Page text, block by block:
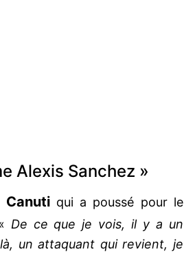
Alexis Sanchez »
Canutiqui a poussé pour le
De ce que je vois, il y a un
un attaquant qui revient, je